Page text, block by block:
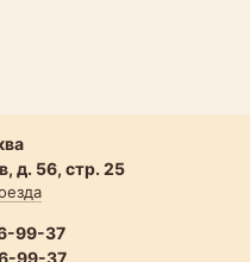
д. 56, стр. 25
99-37
99-37